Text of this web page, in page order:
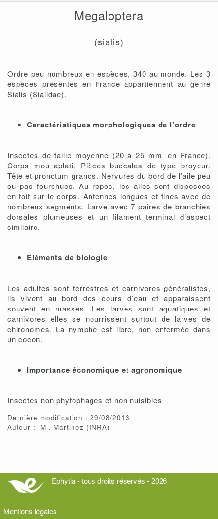
Megaloptera
(sialis)
Ordre peu nombreux en espèces, 340 au monde. Les 3
espèces présentes en France appartiennent au genre
Sialis (Sialidae).
Caractéristiques morphologiques de l’ordre
Insectes de taille moyenne (20 à 25 mm, en France).
Corps mou aplati. Pièces buccales de type broyeur.
Tête et pronotum grands. Nervures du bord de l’aile peu
ou pas fourchues. Au repos, les ailes sont disposées
en toit sur le corps. Antennes longues et fines avec de
nombreux segments. Larve avec 7 paires de branchies
dorsales plumeuses et un filament terminal d’aspect
similaire.
Eléments de biologie
Les adultes sont terrestres et carnivores généralistes,
ils vivent au bord des cours d’eau et apparaissent
souvent en masses. Les larves sont aquatiques et
carnivores elles se nourrissent surtout de larves de
chironomes. La nymphe est libre, non enfermée dans
un cocon.
Importance économique et agronomique
Insectes non phytophages et non nuisibles.
Dernière modification : 29/08/2013
Auteur :
M Martinez (INRA)
Ephytia - tous droits réservés - 2026
Mentions légales